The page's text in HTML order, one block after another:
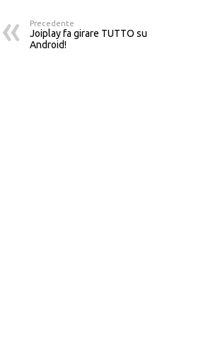
Precedente
Joiplay fa girare TUTTO su
Android!